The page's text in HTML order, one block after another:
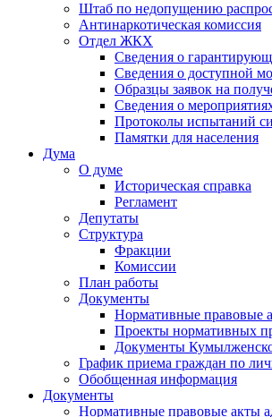
Штаб по недопущению
Антинаркотическая комиссия
Отдел ЖКХ
Сведения о
Сведения о доступной
Образцы заявок на
Сведения о
Протоколы испытаний
Памятки для населения
Дума
О думе
Историческая справка
Регламент
Депутаты
Структура
Фракции
Комиссии
План работы
Документы
Нормативные правовые
Проекты нормативных
Документы
График приема граждан по
Обобщенная информация
Документы
Нормативные правовые акты